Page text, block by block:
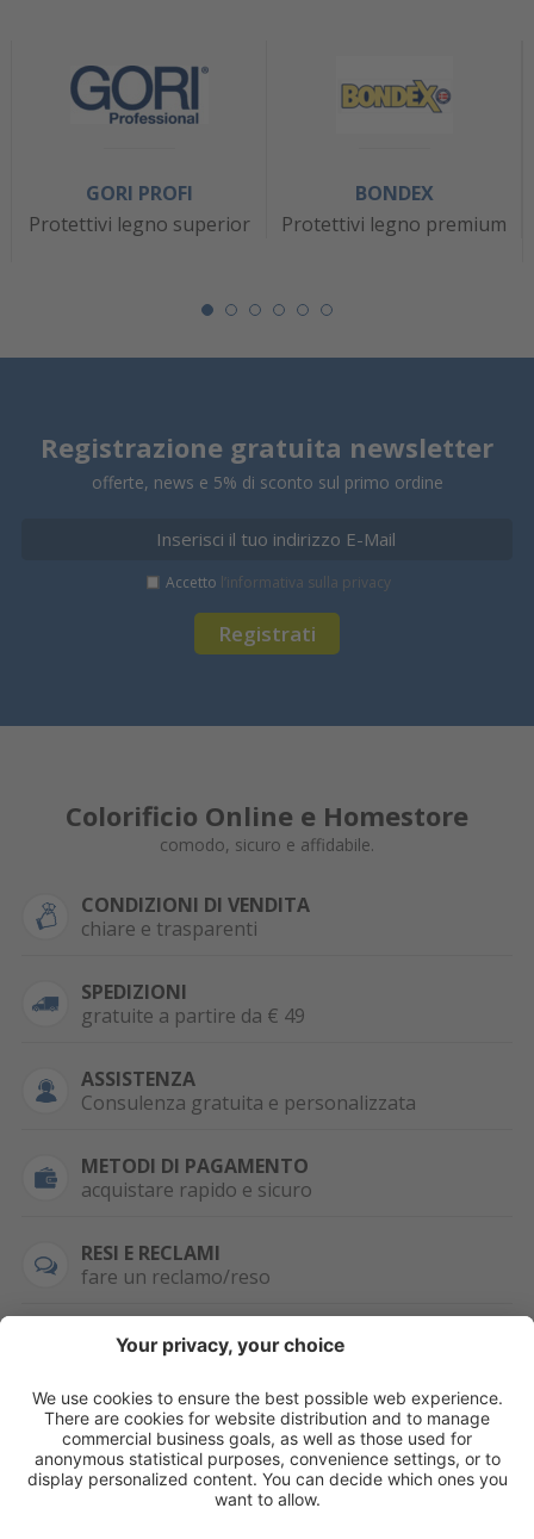
GORI PROFI
Protettivi legno superior
BONDEX
Protettivi legno premium
Registrazione gratuita newsletter
offerte, news e 5% di sconto sul primo ordine
Registrati
Accetto l’informativa sulla privacy
Colorificio Online e Homestore
comodo, sicuro e affidabile.
CONDIZIONI DI VENDITA
chiare e trasparenti
SPEDIZIONI
gratuite a partire da € 49
ASSISTENZA
Consulenza gratuita e personalizzata
METODI DI PAGAMENTO
acquistare rapido e sicuro
RESI E RECLAMI
fare un reclamo/reso
SEMPRE DISPONIBILE
0471 506798
WHATSAPP
+39 376 2951129
HAI LA PARTITA
IVA?
Per ordini, offerte,
prezzi speciali e
ulteriori articoli